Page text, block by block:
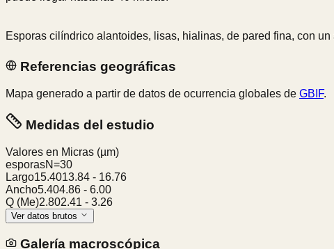
Esporas cilíndrico alantoides, lisas, hialinas, de pared fina, con
Referencias geográficas
Mapa generado a partir de datos de ocurrencia globales de GBIF.
Medidas del estudio
Valores en Micras (µm)
esporasN=30
Largo15.4013.84 - 16.76
Ancho5.404.86 - 6.00
Q (Me)2.802.41 - 3.26
Ver datos brutos
Galería macroscópica